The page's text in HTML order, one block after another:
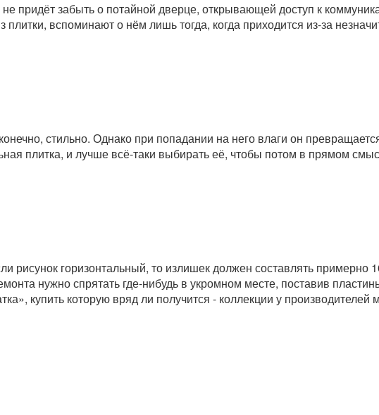
придёт забыть о потайной дверце, открывающей доступ к
плитки, вспоминают о нём лишь тогда, когда приходится из-за
стильно. Однако при попадании на него влаги он
плитка, и лучше всё-таки выбирать её, чтобы потом в прямом
рисунок горизонтальный, то излишек должен составлять примерно
нужно спрятать где-нибудь в укромном месте, поставив
купить которую вряд ли получится - коллекции у